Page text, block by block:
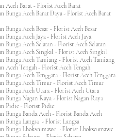
Aceh Barat - Florist Aceh Barat
Bunga Aceh Barat Daya - Florist Aceh Barat
Bunga Aceh Besar - Florist Aceh Besar
Bunga Aceh Jaya - Florist Aceh Jaya
Bunga Aceh Selatan - Florist Aceh Selatan
Bunga Aceh Singkil - Florist Aceh Singkil
Bunga Aceh Tamiang - Florist Aceh Tamiang
Aceh Tengah - Florist Aceh Tengah
Bunga Aceh Tenggara - Florist Aceh Tenggara
Bunga Aceh Timur - Florist Aceh Timur
Bunga Aceh Utara - Florist Aceh Utara
Bunga Nagan Raya - Florist Nagan Raya
Pidie - Florist Pidie
Bunga Banda Aceh - Florist Banda Aceh
Bunga Langsa - Florist Langsa
Bunga Lhokseumawe - Florist Lhokseumawe